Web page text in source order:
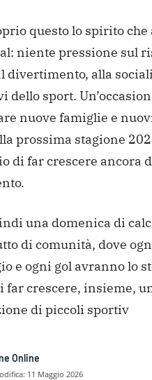
questo lo spirito
niente pressione sul
divertimento, alla
dello sport.
nuove famiglie e
prossima stagione
di far crescere ancora
una domenica di
di comunità, dove
e ogni gol avranno lo
far crescere, insieme,
di piccoli sportiv
Online
11 Maggio 2026